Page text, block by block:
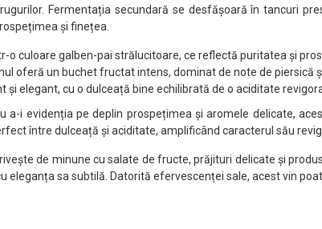
Fermentația secundară se desfășoară în tancuri
și finețea.
o culoare galben-pai strălucitoare, ce reflectă puritatea și
oferă un buchet fructat intens, dominat de note de piersică
și elegant, cu o dulceață bine echilibrată de o aciditate
a-i evidenția pe deplin prospețimea și aromele delicate,
între dulceață și aciditate, amplificând caracterul său
de minune cu salate de fructe, prăjituri delicate și
eleganța sa subtilă. Datorită efervescenței sale, acest vin